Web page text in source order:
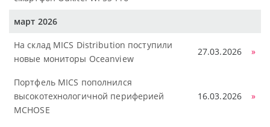
март 2026
На склад MICS Distribution поступили
новые мониторы Oceanview
27.03.2026 »
Портфель MICS пополнился
высокотехнологичной периферией
MCHOSE
16.03.2026 »